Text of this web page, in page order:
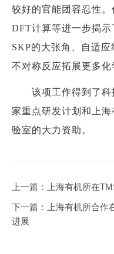
较好的官能团容忍性
DFT计算等进一步揭
SKP的大张角、自适
不对称反应拓展更多化
该项工作得到了
家重点研发计划和上
验室的大力资助。
上一篇： 上海有机所在
下一篇：
上海有机所合
进展